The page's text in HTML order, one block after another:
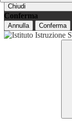
Chiudi
Conferma
Annulla Conferma